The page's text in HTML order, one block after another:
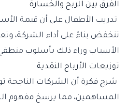
الفرق بين الربح والخسارة
تدريب الأطفال على أن قيمة
تنخفض بناءً على أداء الشركة،
الأسباب وراء ذلك بأسلوب
توزيعات الأرباح النقدية
شرح فكرة أن الشركات الناجحة
المساهمين، مما يرسخ مفهوم